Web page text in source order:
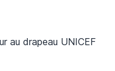
au drapeau UNICEF